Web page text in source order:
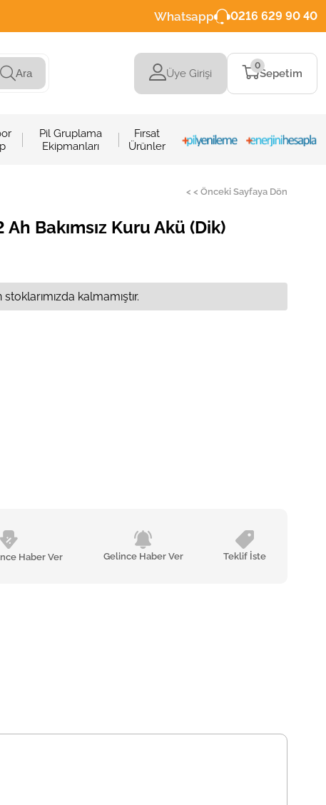
Whatsapp 0216 629 90 40
Ara Üye Girişi Sepetim
0
Pil Gruplama
Ekipmanları
Fırsat
Ürünler
< < Önceki Sayfaya Dön
Bakımsız Kuru Akü (Dik)
Haber Ver Gelince Haber Ver Teklif İste
kalmamıştır.